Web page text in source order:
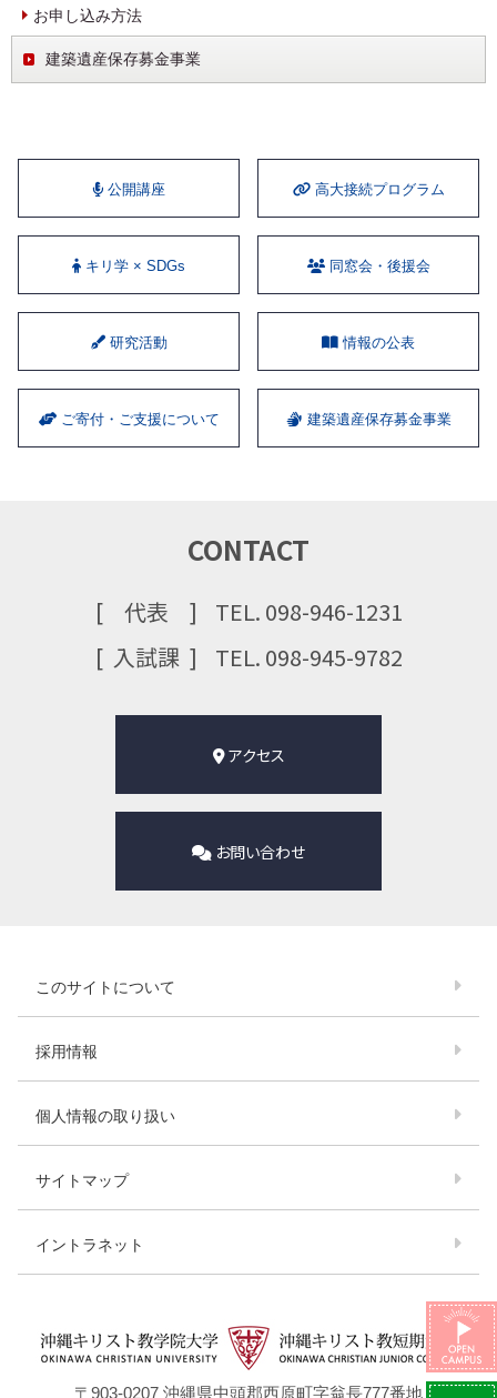
お申し込み方法
建築遺産保存募金事業
公開講座 ⾼⼤接続プログラム
キリ学 × SDGs 同窓会・後援会
研究活動 情報の公表
ご寄付・ご支援について 建築遺産保存募金事業
CONTACT
代表
TEL. 098-946-1231
⼊試課
TEL. 098-945-9782
アクセス
お問い合わせ
このサイトについて
採用情報
個人情報の取り扱い
サイトマップ
イントラネット
〒903-0207 沖縄県中頭郡西原町字翁⾧777番地